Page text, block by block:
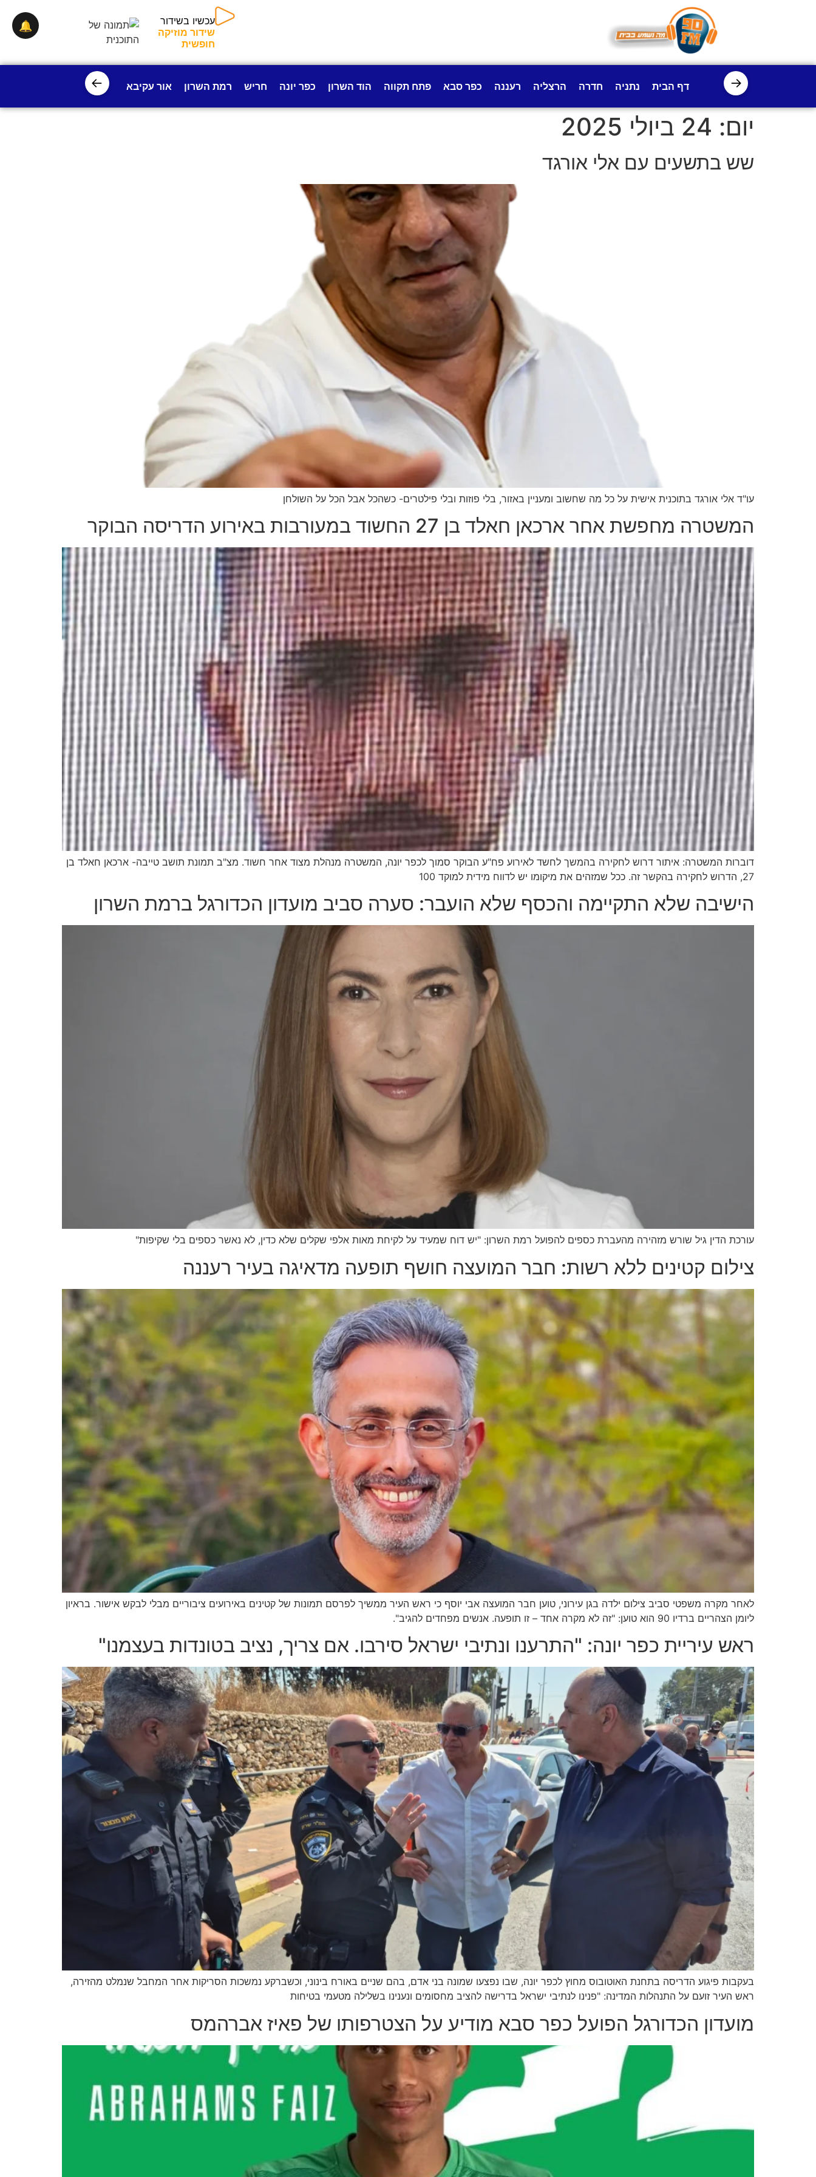
עכשיו בשידור
שידור מוזיקה חופשית
→ דף הבית נתניה חדרה הרצליה רעננה כפר סבא פתח תקווה הוד השרון כפר יונה חריש רמת השרון אור עקיבא פרדס חנה
←
יום: 24 ביולי 2025
שש בתשעים עם אלי אורגד
עו"ד אלי אורגד בתוכנית אישית על כל מה שחשוב ומעניין באזור, בלי פוזות ובלי פילטרים- כשהכל אבל הכל על השולחן
המשטרה מחפשת אחר ארכאן חאלד בן 27 החשוד במעורבות באירוע הדריסה הבוקר
דוברות המשטרה: איתור דרוש לחקירה בהמשך לחשד לאירוע פח"ע הבוקר סמוך לכפר יונה, המשטרה מנהלת מצוד אחר חשוד. מצ"ב תמונת תושב טייבה- ארכאן חאלד בן
27, הדרוש לחקירה בהקשר זה. ככל שמזהים את מיקומו יש לדווח מידית למוקד 100
הישיבה שלא התקיימה והכסף שלא הועבר: סערה סביב מועדון הכדורגל ברמת השרון
עורכת הדין גיל שורש מזהירה מהעברת כספים להפועל רמת השרון: "יש דוח שמעיד על לקיחת מאות אלפי שקלים שלא כדין, לא נאשר כספים בלי שקיפות"
צילום קטינים ללא רשות: חבר המועצה חושף תופעה מדאיגה בעיר רעננה
לאחר מקרה משפטי סביב צילום ילדה בגן עירוני, טוען חבר המועצה אבי יוסף כי ראש העיר ממשיך לפרסם תמונות של קטינים באירועים ציבוריים מבלי לבקש אישור. בראיון
ליומן הצהריים ברדיו 90 הוא טוען: "זה לא מקרה אחד – זו תופעה. אנשים מפחדים להגיב".
ראש עיריית כפר יונה: "התרענו ונתיבי ישראל סירבו. אם צריך, נציב בטונדות בעצמנו"
בעקבות פיגוע הדריסה בתחנת האוטובוס מחוץ לכפר יונה, שבו נפצעו שמונה בני אדם, בהם שניים באורח בינוני, וכשברקע נמשכות הסריקות אחר המחבל שנמלט מהזירה,
ראש העיר זועם על התנהלות המדינה: "פנינו לנתיבי ישראל בדרישה להציב מחסומים ונענינו בשלילה מטעמי בטיחות
מועדון הכדורגל הפועל כפר סבא מודיע על הצטרפותו של פאיז אברהמס
🔔